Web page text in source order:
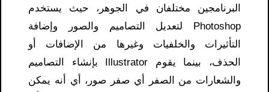
البرنامجين مختلفان في الجوهر، حيث يستخدم
Photoshop لتعديل التصاميم والصور وإضافة
التأثيرات والخلفيات وغيرها من الإضافات أو
الحذف، بينما يقوم Illustrator بإنشاء التصاميم
والشعارات من الصفر أي صفر صور، أي أنه يمكن